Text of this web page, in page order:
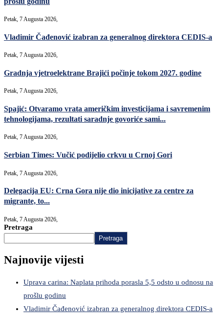
Petak, 7 Augusta 2026,
Vladimir Čađenović izabran za generalnog direktora CEDIS-a
Petak, 7 Augusta 2026,
Gradnja vjetroelektrane Brajići počinje tokom 2027. godine
Petak, 7 Augusta 2026,
Spajić: Otvaramo vrata američkim investicijama i savremenim
tehnologijama, rezultati saradnje govoriće sami...
Petak, 7 Augusta 2026,
Serbian Times: Vučić podijelio crkvu u Crnoj Gori
Petak, 7 Augusta 2026,
Delegacija EU: Crna Gora nije dio inicijative za centre za
migrante, to...
Petak, 7 Augusta 2026,
Pretraga
Pretraga
Najnovije vijesti
Uprava carina: Naplata prihoda porasla 5,5 odsto u odnosu na
prošlu godinu
Vladimir Čađenović izabran za generalnog direktora CEDIS-a